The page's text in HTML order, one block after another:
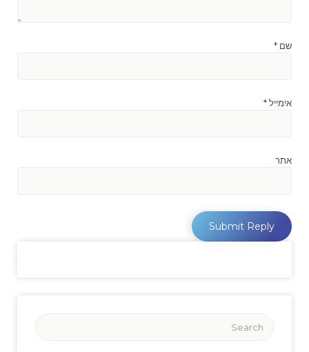
שם *
אימייל*
אתר